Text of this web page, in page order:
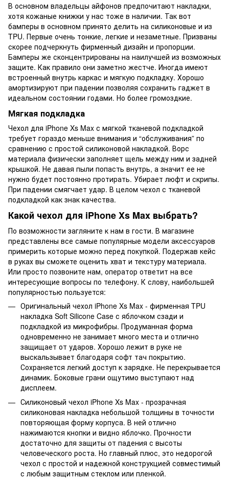
В основном владельцы айфонов предпочитают накладки,
хотя кожаные книжки у нас тоже в наличии. Так вот
бамперы в основном принято делить на силиконовые и из
TPU. Первые очень тонкие, легкие и незаметные. Призваны
скорее подчеркнуть фирменный дизайн и пропорции.
Бамперы же сконцентрированы на наилучшей из возможных
защите. Как правило они заметно жестче. Иногда имеют
встроенный внутрь каркас и мягкую подкладку. Хорошо
амортизируют при падении позволяя сохранить гаджет в
идеальном состоянии годами. Но более громоздкие.
Мягкая подкладка
Чехол для iPhone Xs Max с мягкой тканевой подкладкой
требует гораздо меньше внимания и “обслуживания” по
сравнению с простой силиконовой накладкой. Ворс
материала физически заполняет щель между ним и задней
крышкой. Не давая пыли попасть внутрь, а значит ее не
нужно будет постоянно протирать. Убирает люфт и скрипы.
При падении смягчает удар. В целом чехол с тканевой
подкладкой как знак качества.
Какой чехол для iPhone Xs Max выбрать?
По возможности загляните к нам в гости. В магазине
представлены все самые популярные модели аксессуаров
примерить которые можно перед покупкой. Подержав кейс
в руках вы сможете оценить хват и текстуру материала.
Или просто позвоните нам, оператор ответит на все
интересующие вопросы по телефону. К слову, наибольшей
популярностью пользуется:
Оригинальный чехол iPhone Xs Max - фирменная TPU
накладка Soft Silicone Case с яблочком сзади и
подкладкой из микрофибры. Продуманная форма
одновременно не занимает много места и отлично
защищает от ударов. Хорошо лежит в руке не
выскальзывает благодаря софт тач покрытию.
Сохраняется легкий доступ к зарядке. Не перекрывается
динамик. Боковые грани ощутимо выступают над
дисплеем.
Силиконовый чехол iPhone Xs Max - прозрачная
силиконовая накладка небольшой толщины в точности
повторяющая форму корпуса. В ней отлично
нажимаются кнопки и видно яблочко. Прочности
достаточно для защиты от падения с высоты
человеческого роста. Но главный плюс, это недорогой
чехол с простой и надежной конструкцией совместимый
с любым защитным стеклом или пленкой.